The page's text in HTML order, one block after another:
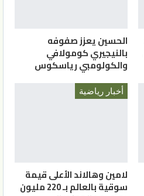
الحسين يعزز صفوفه
بالنيجيري كومولافي
والكولومبي رياسكوس
أخبار رياضية
لامين وهالاند الأعلى قيمة
سوقية بالعالم بـ 220 مليون